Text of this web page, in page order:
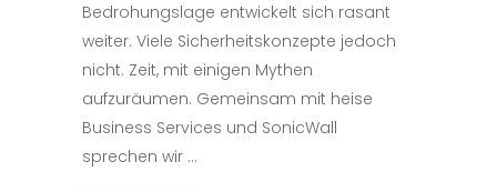
Bedrohungslage entwickelt sich rasant
weiter. Viele Sicherheitskonzepte jedoch
nicht. Zeit, mit einigen Mythen
aufzuräumen. Gemeinsam mit heise
Business Services und SonicWall
sprechen wir